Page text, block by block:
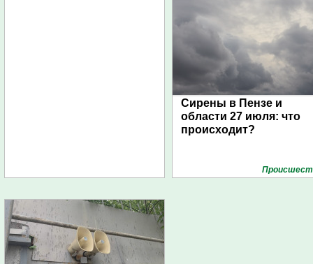
Сирены в Пензе и
области 27 июля: что
происходит?